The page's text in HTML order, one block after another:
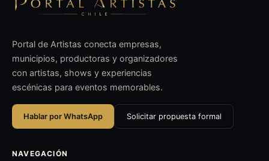
Portal de Artistas conecta empresas,
municipios, productoras y organizadores
con artistas, shows y experiencias
escénicas para eventos memorables.
Hablar por WhatsApp Solicitar propuesta formal
NAVEGACIÓN